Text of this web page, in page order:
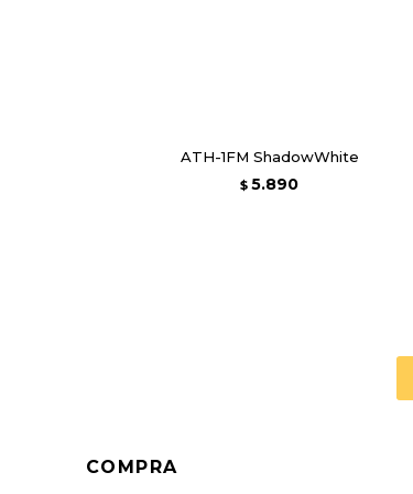
ATH-1FM ShadowWhite
$ 5.890
COMPRA